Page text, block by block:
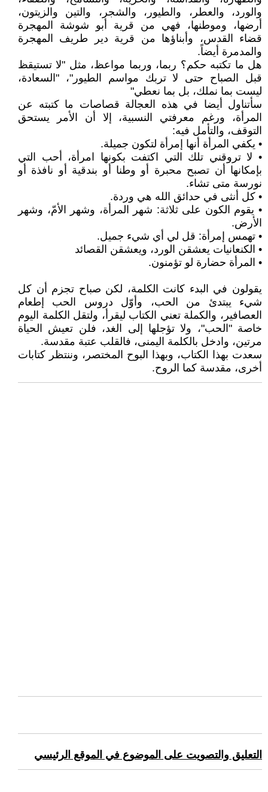
والورد، والعطر، والطيور، والشجر، والتين والزيتون،
أرضها، وموطنها، فهي من قرية أبو شوشة المهجرة
قضاء القدس، وأبناؤها من قرية دير طريف المهجرة
والمدمرة أيضاً.
هل ما تكتبه حكم؟ ربما، وربما مواعظ، مثل "لا تستيقظ
قبل الصباح حتى لا تربك مواسم الطيور"، "السعادة،
ليست بما نملك، بل بما نعطي"
سأتناول أيضا في هذه العجالة قصاصات ما كتبته عن
المرأة، ورغم معرفتي النسبية، إلا أن الأمر يستحق
التوقف، والتأمل فيه:
• يكفي المرأة أنها إمرأة لتكون جميلة.
• لا تروقني تلك التي اكتفت بكونها امرأة، أحب التي
بإمكانها أن تصبح محبرة أو وطنا أو بندقية أو نافذة أو
نورسة متى تشاء.
• كل أنثى في حدائق الله هي وردة.
• يقوم الكون على ثلاثة: شهر المرأة، وشهر الأمّ، وشهر
الأرض.
• تهمس إمرأة: قل لي أي شيء جميل.
• الكنعانيات يعشقن الورد، ويعشقن القصائد
• المرأة حضارة لو تؤمنون.
يقولون في البدء كانت الكلمة، لكن صباح تجزم أن كل
شيء يبتدئ من الحب، وأوّل دروس الحب إطعام
العصافير، والكملة تعني الكتاب ليقرأ، ولتقل الكلمة اليوم
خاصة "الحب"، ولا تؤجلها إلى الغد، فلن تعيش الحياة
مرتين، وادخل بالكلمة اليمنى، فالقلب عتبة مقدسة.
سعدت بهذا الكتاب، وبهذا البوح المختصر، وننتظر كتابات
أخرى، مقدسة كما الروح.
التعليق والتصويت على الموضوع في الموقع الرئيسي